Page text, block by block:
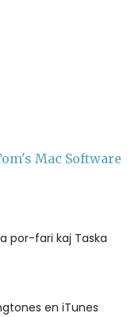
Mac Software
por-fari kaj Taska
en iTunes